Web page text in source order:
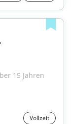
15 Jahren
Vollzeit